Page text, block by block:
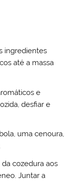
ingredientes
até a massa
e
desfiar e
uma cenoura,
cozedura aos
Juntar a